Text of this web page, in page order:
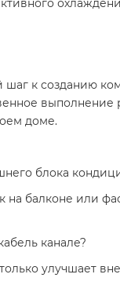
шаг к созданию
доме.
блока
балконе или
канале?
улучшает